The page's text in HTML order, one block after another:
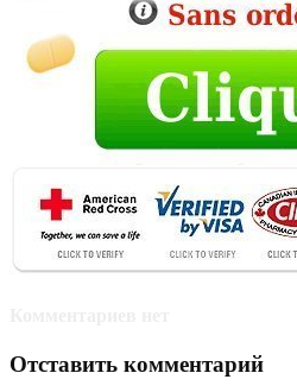
Отставить комментарий